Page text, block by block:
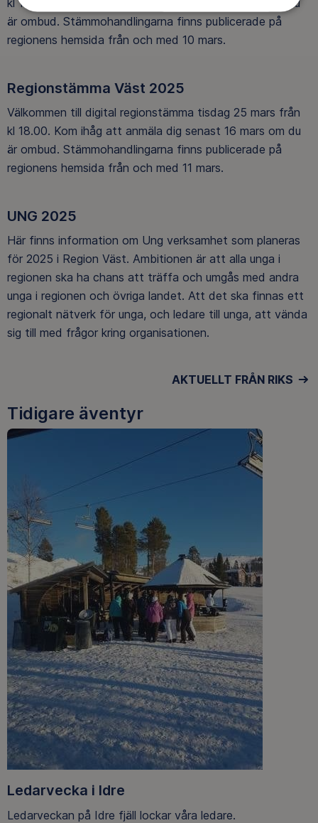
är ombud. Stämmohandlingarna finns publicerade på
regionens hemsida från och med 10 mars.
Regionstämma Väst 2025
Välkommen till digital regionstämma tisdag 25 mars från
kl 18.00. Kom ihåg att anmäla dig senast 16 mars om du
är ombud. Stämmohandlingarna finns publicerade på
regionens hemsida från och med 11 mars.
UNG 2025
Här finns information om Ung verksamhet som planeras
för 2025 i Region Väst. Ambitionen är att alla unga i
regionen ska ha chans att träffa och umgås med andra
unga i regionen och övriga landet. Att det ska finnas ett
regionalt nätverk för unga, och ledare till unga, att vända
sig till med frågor kring organisationen.
AKTUELLT FRÅN RIKS
Tidigare äventyr
Ledarvecka i Idre
Ledarveckan på Idre fjäll lockar våra ledare.